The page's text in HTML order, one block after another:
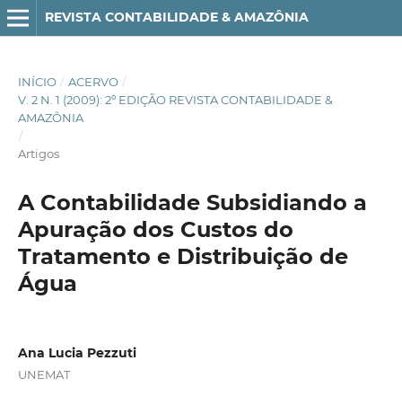
REVISTA CONTABILIDADE & AMAZÔNIA
INÍCIO / ACERVO /
V. 2 N. 1 (2009): 2º EDIÇÃO REVISTA CONTABILIDADE &
AMAZÔNIA
/
Artigos
A Contabilidade Subsidiando a
Apuração dos Custos do
Tratamento e Distribuição de
Água
Ana Lucia Pezzuti
UNEMAT